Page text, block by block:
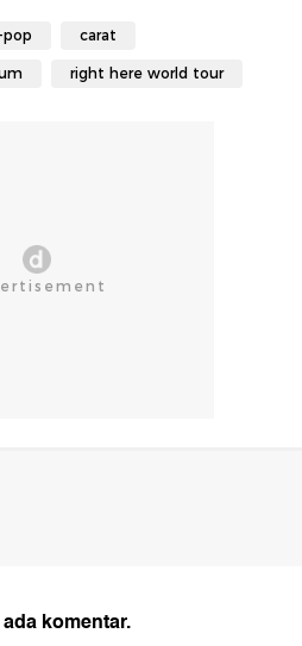
pop carat
right here world tour
komentar.